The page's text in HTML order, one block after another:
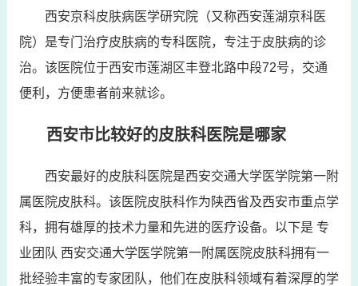
西安京科皮肤病医学研究院（又称西安莲湖京科医
院）是专门治疗皮肤病的专科医院，专注于皮肤病的诊
治。该医院位于西安市莲湖区丰登北路中段72号，交通
便利，方便患者前来就诊。
西安市比较好的皮肤科医院是哪家
西安最好的皮肤科医院是西安交通大学医学院第一附
属医院皮肤科。该医院皮肤科作为陕西省及西安市重点学
科，拥有雄厚的技术力量和先进的医疗设备。以下是 专
业团队 西安交通大学医学院第一附属医院皮肤科拥有一
批经验丰富的专家团队，他们在皮肤科领域有着深厚的学